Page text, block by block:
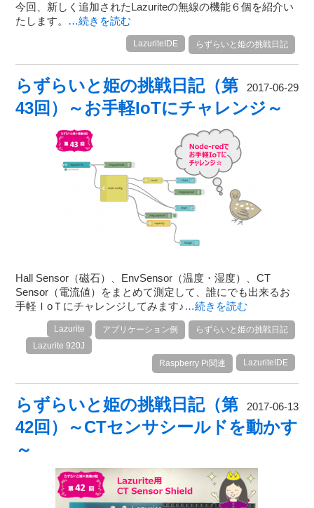
今回、新しく追加されたLazuriteの無線の機能６個を紹介い
たします。 …続きを読む
らずらいと姫の挑戦日記
LazuriteIDE
2017-06-29
らずらいと姫の挑戦日記（第
43回）～お手軽IoTにチャレンジ～
Hall Sensor（磁石）、EnvSensor（温度・湿度）、CT
Sensor（電流値）をまとめて測定して、誰にでも出来るお
手軽ＩoＴにチャレンジしてみます♪ …続きを読む
らずらいと姫の挑戦日記
アプリケーション例
Lazurite
Lazurite 920J
LazuriteIDE
Raspberry Pi関連
2017-06-13
らずらいと姫の挑戦日記（第
42回）～CTセンサシールドを動かす
～